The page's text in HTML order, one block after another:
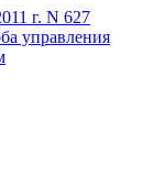
г. N 627
управления